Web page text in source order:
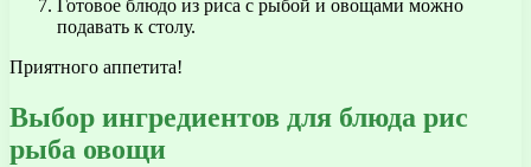
Готовое блюдо из риса с рыбой и овощами можно
подавать к столу.
Приятного аппетита!
Выбор ингредиентов для блюда рис
рыба овощи